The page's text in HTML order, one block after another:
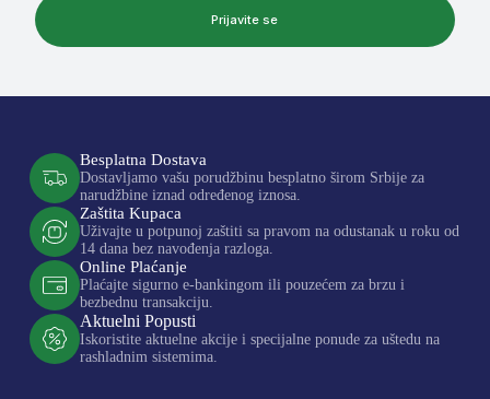
Prijavite se
Besplatna Dostava
Dostavljamo vašu porudžbinu besplatno širom Srbije za
narudžbine iznad određenog iznosa.
Zaštita Kupaca
Uživajte u potpunoj zaštiti sa pravom na odustanak u roku od
14 dana bez navođenja razloga.
Online Plaćanje
Plaćajte sigurno e-bankingom ili pouzećem za brzu i
bezbednu transakciju.
Aktuelni Popusti
Iskoristite aktuelne akcije i specijalne ponude za uštedu na
rashladnim sistemima.